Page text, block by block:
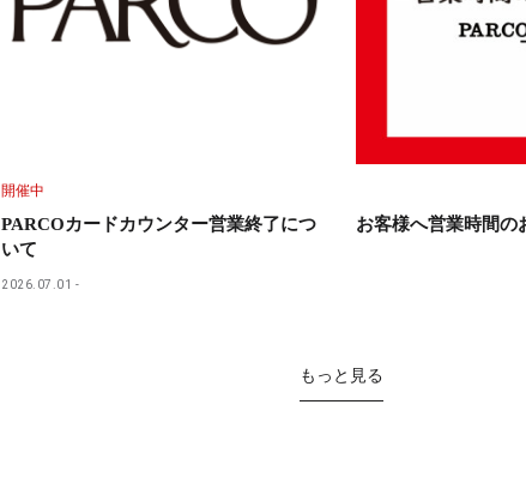
開催中
PARCOカードカウンター営業終了につ
いて
2026.07.01
お客様へ営業時間の
もっと見る